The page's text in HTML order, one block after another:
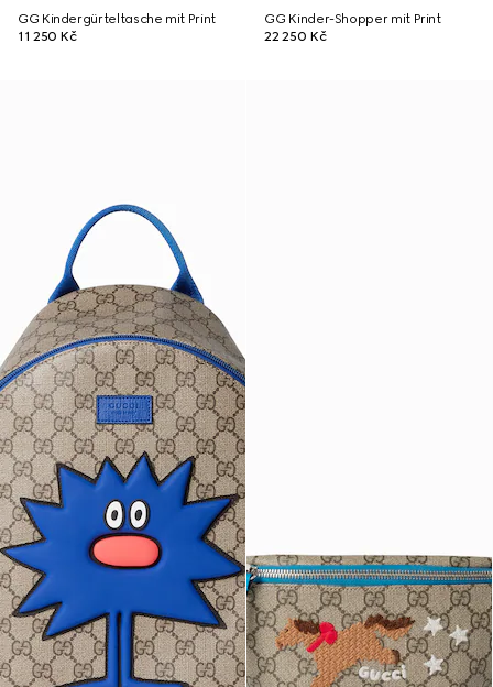
GG Kindergürteltasche mit Print
11 250 Kč
GG Kinder-Shopper mit Print
22 250 Kč